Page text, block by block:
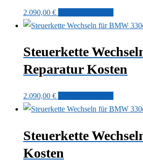
2.090,00 €
Steuerkette
Reparatur Kosten
2.090,00 €
Steuerkette
Kosten